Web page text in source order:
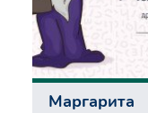
Маргарита